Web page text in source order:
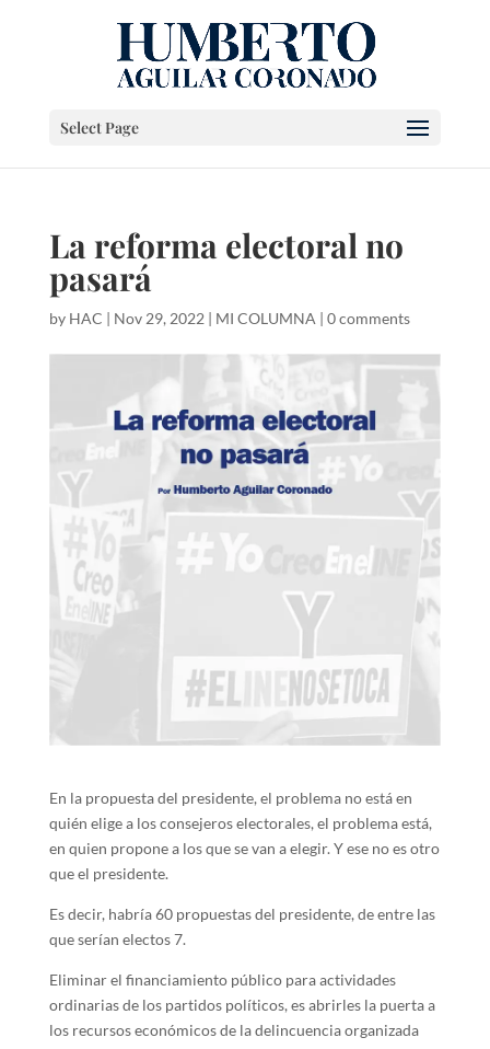
Select Page
La reforma electoral no
pasará
by HAC | Nov 29, 2022 | MI COLUMNA | 0 comments
En la propuesta del presidente, el problema no está en
quién elige a los consejeros electorales, el problema está,
en quien propone a los que se van a elegir. Y ese no es otro
que el presidente.
Es decir, habría 60 propuestas del presidente, de entre las
que serían electos 7.
Eliminar el financiamiento público para actividades
ordinarias de los partidos políticos, es abrirles la puerta a
los recursos económicos de la delincuencia organizada